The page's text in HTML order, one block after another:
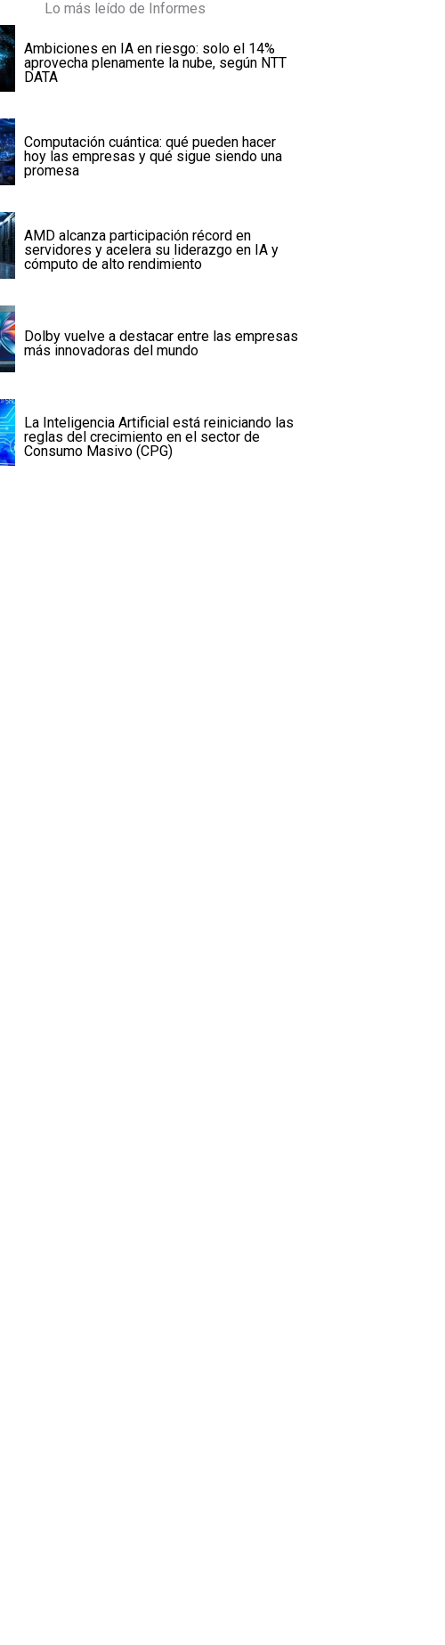
Lo más leído de Informes
Ambiciones en IA en riesgo: solo el 14%
aprovecha plenamente la nube, según NTT
DATA
Computación cuántica: qué pueden hacer
hoy las empresas y qué sigue siendo una
promesa
AMD alcanza participación récord en
servidores y acelera su liderazgo en IA y
cómputo de alto rendimiento
Dolby vuelve a destacar entre las empresas
más innovadoras del mundo
La Inteligencia Artificial está reiniciando las
reglas del crecimiento en el sector de
Consumo Masivo (CPG)